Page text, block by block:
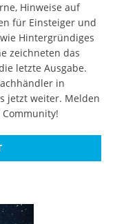
Hinweise auf
für Einsteiger und
Hintergründiges
zeichneten das
letzte Ausgabe.
in
jetzt weiter. Melden